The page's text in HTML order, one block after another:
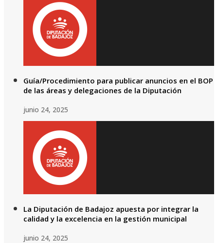
Guía/Procedimiento para publicar anuncios en el BOP
de las áreas y delegaciones de la Diputación
junio 24, 2025
La Diputación de Badajoz apuesta por integrar la
calidad y la excelencia en la gestión municipal
junio 24, 2025